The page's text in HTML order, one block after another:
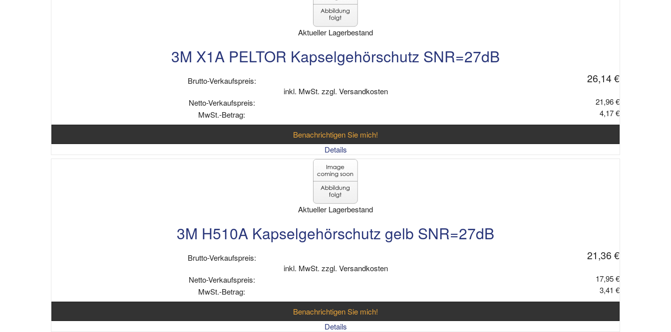
Aktueller Lagerbestand
3M X1A PELTOR Kapselgehörschutz SNR=27dB
Brutto-Verkaufspreis: 26,14 €
inkl. MwSt. zzgl. Versandkosten
Netto-Verkaufspreis:
21,96 €
MwSt.-Betrag:
4,17 €
Benachrichtigen Sie mich!
Details
Aktueller Lagerbestand
3M H510A Kapselgehörschutz gelb SNR=27dB
Brutto-Verkaufspreis: 21,36 €
inkl. MwSt. zzgl. Versandkosten
Netto-Verkaufspreis:
17,95 €
MwSt.-Betrag:
3,41 €
Benachrichtigen Sie mich!
Details